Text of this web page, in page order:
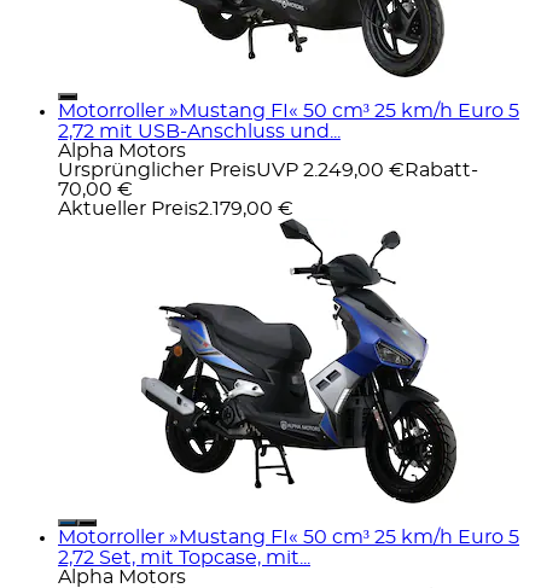
Motorroller »Mustang FI« 50 cm³ 25 km/h Euro 5
2,72 mit USB-Anschluss und...
Alpha Motors
Ursprünglicher PreisUVP 2.249,00 € Rabatt-
70,00 €
Aktueller Preis2.179,00 €
Motorroller »Mustang FI« 50 cm³ 25 km/h Euro 5
2,72 Set, mit Topcase, mit...
Alpha Motors